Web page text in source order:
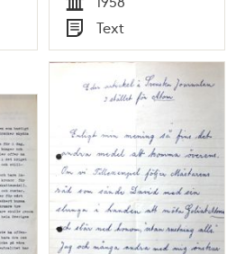
Tid
Typ
Text